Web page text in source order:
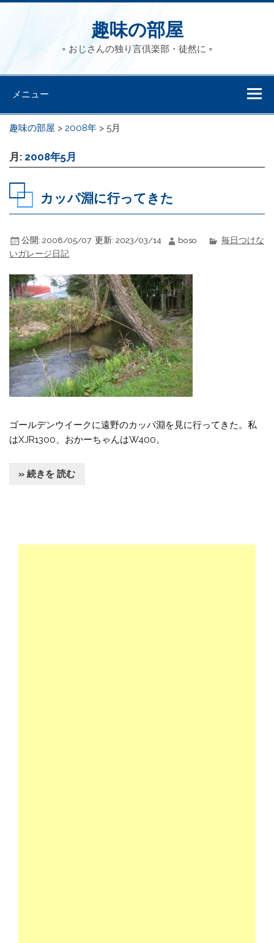
趣味の部屋
= おじさんの独り言倶楽部・徒然に =
メニュー
趣味の部屋 > 2008年 > 5月
月: 2008年5月
カッパ淵に行ってきた
公開: 2008/05/07 更新: 2023/03/14 boso
毎日つけな
いガレージ日記
ゴールデンウイークに遠野のカッパ淵を見に行ってきた。私
はXJR1300、おかーちゃんはW400。
» 続きを 読む